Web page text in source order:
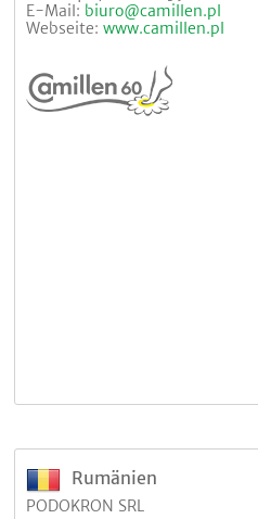
E-Mail: biuro@camillen.pl
Webseite:www.camillen.pl
Rumänien
PODOKRON SRL